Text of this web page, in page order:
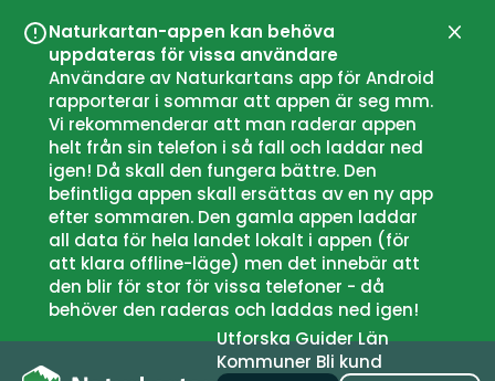
Naturkartan-appen kan behöva
uppdateras för vissa användare
Användare av Naturkartans app för Android
rapporterar i sommar att appen är seg mm.
Vi rekommenderar att man raderar appen
helt från sin telefon i så fall och laddar ned
igen! Då skall den fungera bättre. Den
befintliga appen skall ersättas av en ny app
efter sommaren. Den gamla appen laddar
all data för hela landet lokalt i appen (för
att klara offline-läge) men det innebär att
den blir för stor för vissa telefoner - då
behöver den raderas och laddas ned igen!
UtforskaGuiderLän
Kommuner Bli kund